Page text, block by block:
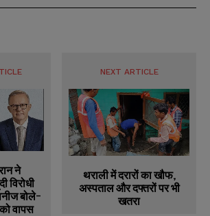
ने
विरोधी
बोले-
वापस
NEXT ARTICLE
थराली में दरारों का खौफ,
अस्पताल और दफ्तरों पर भी
खतरा